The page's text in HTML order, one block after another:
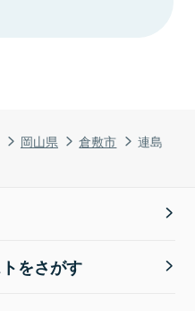
岡山県 倉敷市 連島
をさがす